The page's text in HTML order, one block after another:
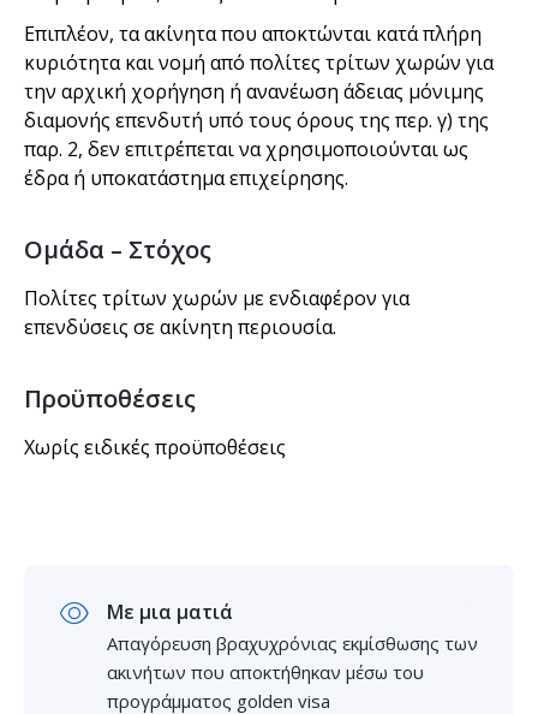
Επιπλέον, τα ακίνητα που αποκτώνται κατά πλήρη
κυριότητα και νομή από πολίτες τρίτων χωρών για
την αρχική χορήγηση ή ανανέωση άδειας μόνιμης
διαμονής επενδυτή υπό τους όρους της περ. γ) της
παρ. 2, δεν επιτρέπεται να χρησιμοποιούνται ως
έδρα ή υποκατάστημα επιχείρησης.
Ομάδα – Στόχος
Πολίτες τρίτων χωρών με ενδιαφέρον για
επενδύσεις σε ακίνητη περιουσία.
Προϋποθέσεις
Χωρίς ειδικές προϋποθέσεις
Με μια ματιά
Απαγόρευση βραχυχρόνιας εκμίσθωσης των
ακινήτων που αποκτήθηκαν μέσω του
προγράμματος golden visa